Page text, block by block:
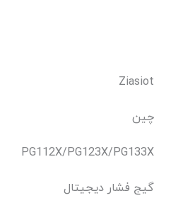
Ziasiot
چین
PG112X/PG123X/PG133X
گیج فشار دیجیتال